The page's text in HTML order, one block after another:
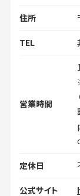
住所
TEL
営業時間
定休日
公式サイト